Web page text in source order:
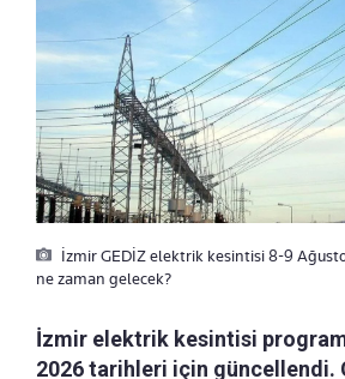
İzmir GEDİZ elektrik kesintisi 8-9
ne zaman gelecek?
İzmir elektrik kesintisi
2026 tarihleri için güncellendi.